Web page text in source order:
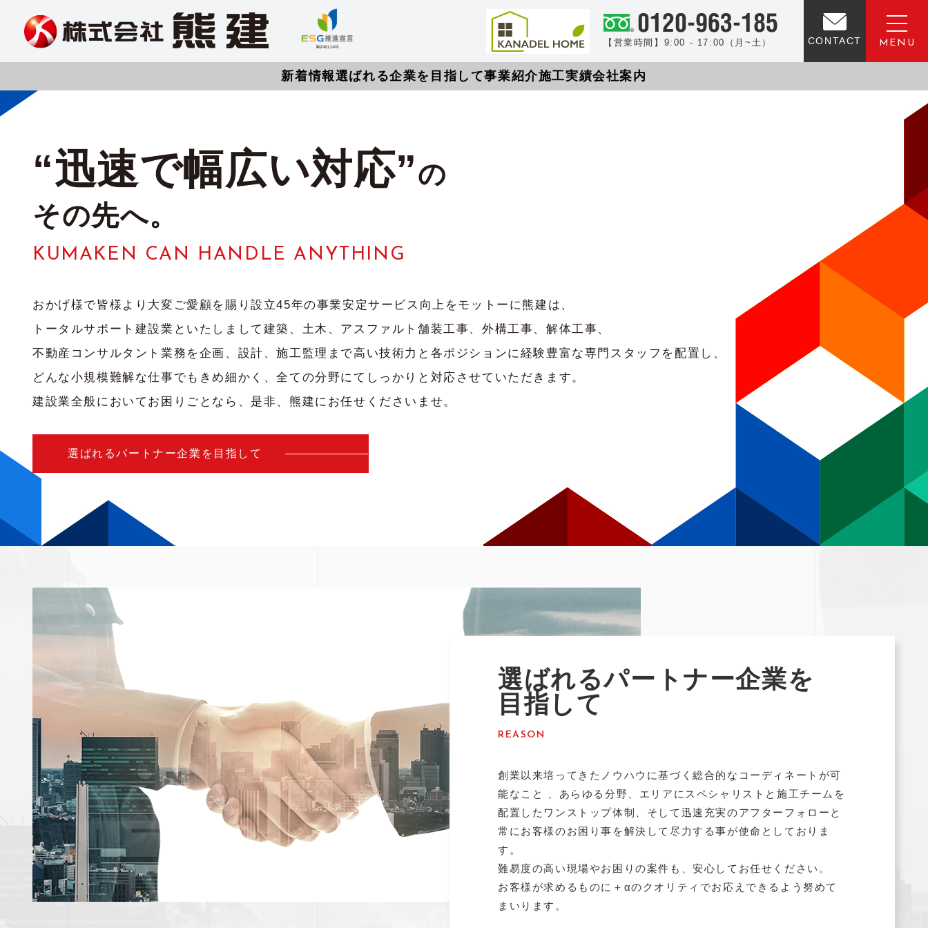
【営業時間】9:00 - 17:00（月~土） CONTACT
新着情報選ばれる企業を目指して事業紹介施工実績会社案内
“迅速で幅広い対応”の
その先へ。
KUMAKEN CAN HANDLE ANYTHING
おかげ様で皆様より大変ご愛顧を賜り設立45年の事業安定サービス向上をモットーに熊建は、
トータルサポート建設業といたしまして建築、土木、アスファルト舗装工事、外構工事、解体工事、
不動産コンサルタント業務を企画、設計、施工監理まで高い技術力と各ポジションに経験豊富な専門スタッフを配置し、
どんな小規模難解な仕事でもきめ細かく、全ての分野にてしっかりと対応させていただきます。
建設業全般においてお困りごとなら、是非、熊建にお任せくださいませ。
選ばれるパートナー企業を目指して
選ばれるパートナー企業を
目指して
REASON
創業以来培ってきたノウハウに基づく総合的なコーディネートが可
能なこと 、あらゆる分野、エリアにスペシャリストと施工チームを
配置したワンストップ体制、そして迅速充実のアフターフォローと
常にお客様のお困り事を解決して尽力する事が使命としておりま
す。
難易度の高い現場やお困りの案件も、安心してお任せください。
お客様が求めるものに＋αのクオリティでお応えできるよう努めて
まいります。